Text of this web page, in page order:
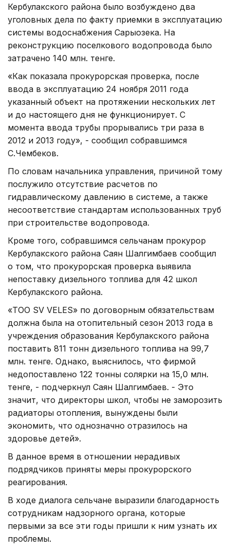
Кербулакского района было возбуждено два
уголовных дела по факту приемки в эксплуатацию
системы водоснабжения Сарыозека. На
реконструкцию поселкового водопровода было
затрачено 140 млн. тенге.
«Как показала прокурорская проверка, после
ввода в эксплуатацию 24 ноября 2011 года
указанный объект на протяжении нескольких лет
и до настоящего дня не функционирует. С
момента ввода трубы прорывались три раза в
2012 и 2013 году», - сообщил собравшимся
С.Чембеков.
По словам начальника управления, причиной тому
послужило отсутствие расчетов по
гидравлическому давлению в системе, а также
несоответствие стандартам использованных труб
при строительстве водопровода.
Кроме того, собравшимся сельчанам прокурор
Кербулакского района Саян Шалгимбаев сообщил
о том, что прокурорская проверка выявила
непоставку дизельного топлива для 42 школ
Кербулакского района.
«ТОО SV VELES» по договорным обязательствам
должна была на отопительный сезон 2013 года в
учреждения образования Кербулакского района
поставить 811 тонн дизельного топлива на 99,7
млн. тенге. Однако, выяснилось, что фирмой
недопоставлено 122 тонны солярки на 15,0 млн.
тенге, - подчеркнул Саян Шалгимбаев. - Это
значит, что директоры школ, чтобы не заморозить
радиаторы отопления, вынуждены были
экономить, что однозначно отразилось на
здоровье детей».
В данное время в отношении нерадивых
подрядчиков приняты меры прокурорского
реагирования.
В ходе диалога сельчане выразили благодарность
сотрудникам надзорного органа, которые
первыми за все эти годы пришли к ним узнать их
проблемы.